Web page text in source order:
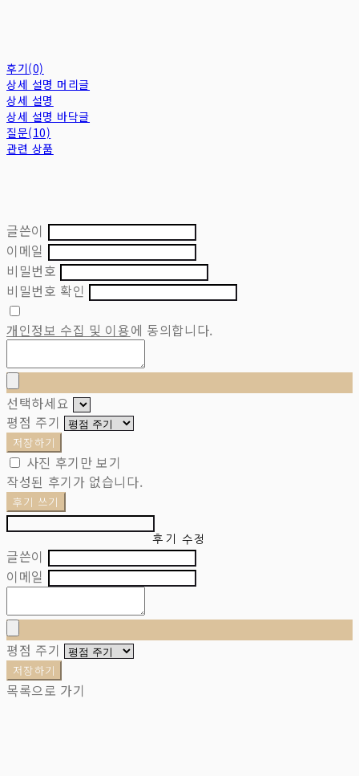
후기(0)
상세 설명 머리글
상세 설명
상세 설명 바닥글
질문(10)
관련 상품
글쓴이
이메일
비밀번호
비밀번호 확인
개인정보 수집 및 이용에 동의합니다.
선택하세요
평점 주기
저장하기
사진 후기만 보기
작성된 후기가 없습니다.
후기 쓰기
후기 수정
글쓴이
이메일
평점 주기
저장하기
목록으로 가기